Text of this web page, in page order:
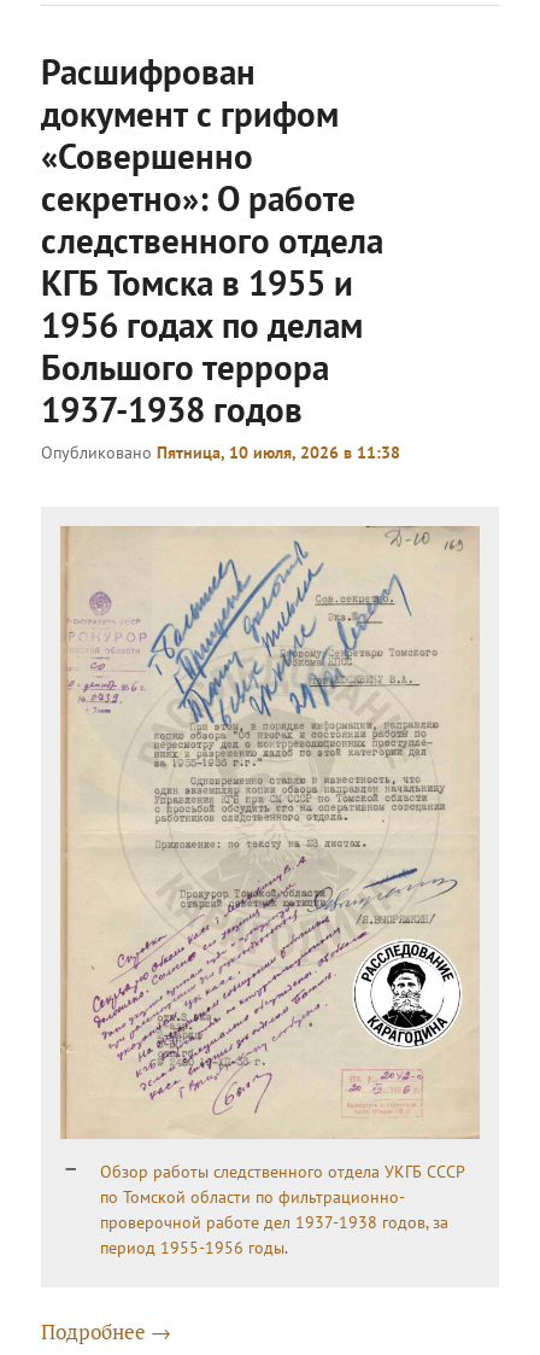
Расшифрован
документ с грифом
«Совершенно
секретно»: О работе
следственного отдела
КГБ Томска в 1955 и
1956 годах по делам
Большого террора
1937-1938 годов
ОпубликованоПятница, 10 июля, 2026 в 11:38
Обзор работы следственного отдела УКГБ СССР
по Томской области по фильтрационно-
проверочной работе дел 1937-1938 годов, за
период 1955-1956 годы.
Подробнее →